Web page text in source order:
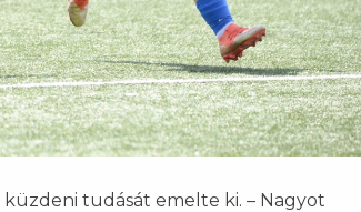
tudását emelte ki. – Nagyot